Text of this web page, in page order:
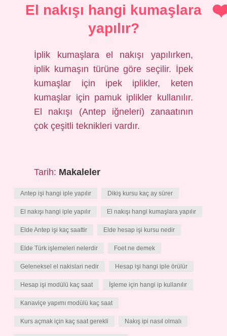
El nakışı hangi kumaşlara
yapılır?
İplik kumaşlara el nakışı yapılırken,
iplik kumaşın türüne göre seçilir. İpek
kumaşlar için ipek iplikler, keten
kumaşlar için pamuk iplikler kullanılır.
El nakışı (Antep iğneleri) zanaatının
çok çeşitli teknikleri vardır.
Tarih: Makaleler
Antep işi hangi iple yapılır Dikiş kursu kaç ay sürer
El nakışı hangi iple yapılır El nakışı hangi kumaşlara yapılır
Elde Antep işi kaç saattir Elde hesap işi kursu nedir
Elde Türk işlemeleri nelerdir Foet ne demek
Geleneksel el nakislari nedir Hesap işi hangi iple örülür
Hesap işi modülü kaç saat İşleme için hangi ip kullanılır
Kanaviçe yapımı modülü kaç saat
Kurs açmak için kaç saat gerekli Nakış ipi nasıl olmalı